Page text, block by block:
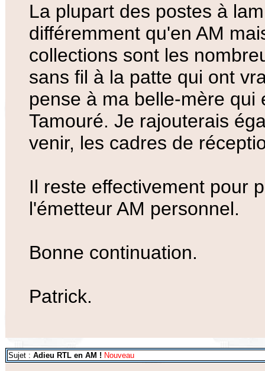
La plupart des postes à
différemment qu'en AM
collections sont les
sans fil à la patte qui ont
pense à ma belle-mère qui
Tamouré. Je rajouterais
venir, les cadres de
Il reste effectivement pour
l'émetteur AM personnel.
Bonne continuation.
Patrick.
Sujet : Adieu RTL en AM ! Nouveau